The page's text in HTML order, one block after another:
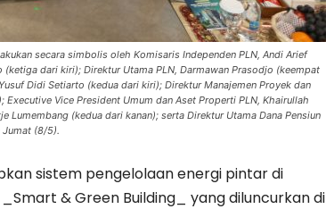
secara simbolis oleh Komisaris Independen PLN, Andi Arief
dari kiri); Direktur Utama PLN, Darmawan Prasodjo (keempat
Didi Setiarto (kedua dari kiri); Direktur Manajemen Proyek dan
Executive Vice President Umum dan Aset Properti PLN, Khairullah
Lumembang (kedua dari kanan); serta Direktur Utama Dana Pensiun
Jumat (8/5).
sistem pengelolaan energi pintar di
& Green Building_ yang diluncurkan di